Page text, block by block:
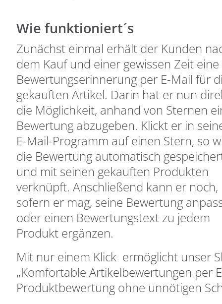
Wie funktioniert´s
Zunächst einmal erhält der Kunden
dem Kauf und einer gewissen Zeit eine
Bewertungserinnerung per E-Mail für
gekauften Artikel. Darin hat er nun
die Möglichkeit, anhand von Sternen
Bewertung abzugeben. Klickt er in
E-Mail-Programm auf einen Stern, so
die Bewertung automatisch
und mit seinen gekauften Produkten
verknüpft. Anschließend kann er noch,
sofern er mag, seine Bewertung
oder einen Bewertungstext zu jedem
Produkt ergänzen.
Mit nur einem Klick ermöglicht unser
„Komfortable Artikelbewertungen per
Produktbewertung ohne unnötigen